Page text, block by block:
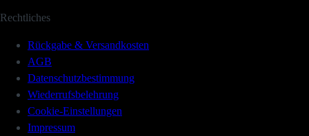
Rechtliches
Rückgabe & Versandkosten
AGB
Datenschutzbestimmung
Wiederrufsbelehrung
Cookie-Einstellungen
Impressum